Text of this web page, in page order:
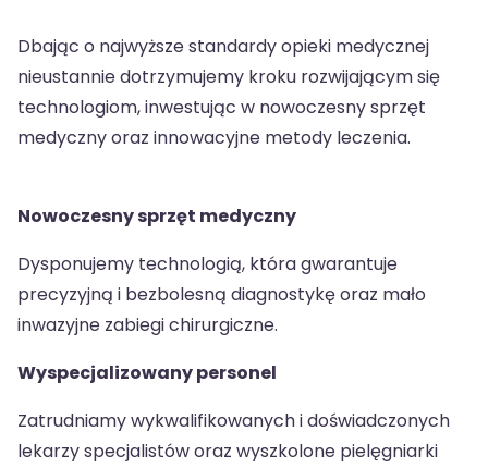
Dbając o najwyższe standardy opieki medycznej
nieustannie dotrzymujemy kroku rozwijającym się
technologiom, inwestując w nowoczesny sprzęt
medyczny oraz innowacyjne metody leczenia.
Nowoczesny sprzęt medyczny
Dysponujemy technologią, która gwarantuje
precyzyjną i bezbolesną diagnostykę oraz mało
inwazyjne zabiegi chirurgiczne.
Wyspecjalizowany personel
Zatrudniamy wykwalifikowanych i doświadczonych
lekarzy specjalistów oraz wyszkolone pielęgniarki